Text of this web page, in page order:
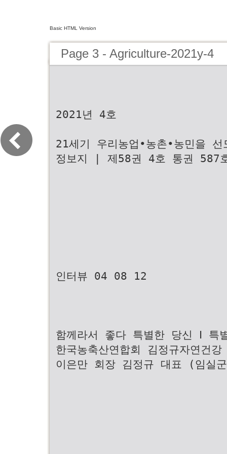
Basic HTML Version
Page 3 - Agriculture-2021y-4
2021년 4호
21세기 우리농업•농촌•농민을 선
정보지 | 제58권 4호 통권 587
인터뷰 04 08 12
함께라서 좋다 특별한 당신 Ⅰ 특
한국농축산연합회 김정규자연건
이은만 회장 김정규 대표 (임실